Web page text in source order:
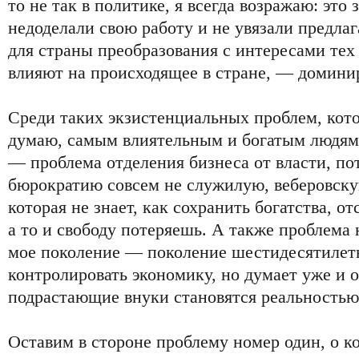
то не так в политике, я всегда возражаю: это
недоделали свою работу и не увязали
для страны преобразования с интересами
влияют на происходящее в стране, —
Среди таких экзистенциальных проблем,
думаю, самым влиятельным и богатым
— проблема отделения бизнеса от власти,
бюрократию совсем не служилую,
которая не знает, как сохранить богатства,
а то и свободу потеряешь. А также проблема
мое поколение — поколение
контролировать экономику, но думает уже и
подрастающие внуки становятся
Оставим в стороне проблему номер один, о